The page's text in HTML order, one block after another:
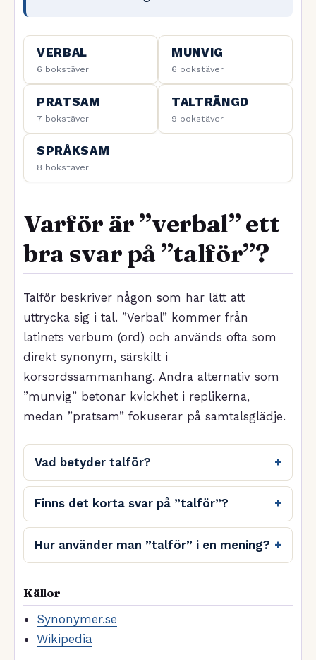
VERBAL
6 bokstäver
MUNVIG
6 bokstäver
PRATSAM
7 bokstäver
TALTRÄNGD
9 bokstäver
SPRÅKSAM
8 bokstäver
Varför är ”verbal” ett
bra svar på ”talför”?
Talför beskriver någon som har lätt att
uttrycka sig i tal. ”Verbal” kommer från
latinets verbum (ord) och används ofta som
direkt synonym, särskilt i
korsordssammanhang. Andra alternativ som
”munvig” betonar kvickhet i replikerna,
medan ”pratsam” fokuserar på samtalsglädje.
Vad betyder talför?
Finns det korta svar på ”talför”?
Hur använder man ”talför” i en mening?
Källor
Synonymer.se
Wikipedia